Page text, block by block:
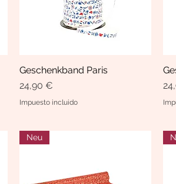
Vista rápida
Geschenkband Paris
Precio
24,90 €
Impuesto incluido
Neu